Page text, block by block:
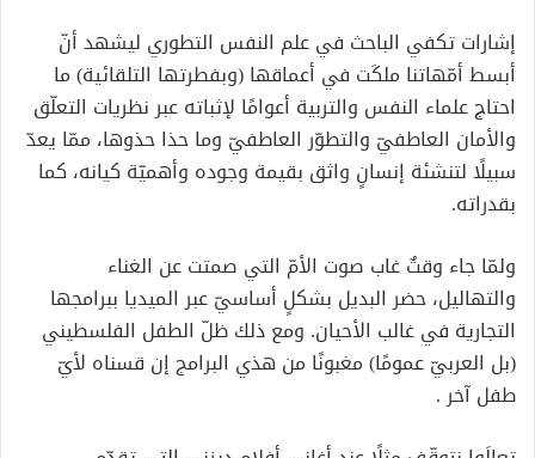
إشارات تكفي الباحث في علم النفس التطوري ليشهد أنّ
أبسط أمّهاتنا ملكَت في أعماقها (وبفطرتها التلقائية) ما
احتاج علماء النفس والتربية أعوامًا لإثباته عبر نظريات التعلّق
والأمان العاطفيّ والتطوّر العاطفيّ وما حذا حذوها، ممّا يعدّ
سبيلًا لتنشئة إنسانٍ واثق بقيمة وجوده وأهميّة كيانه، كما
بقدراته.
ولمّا جاء وقتٌ غاب صوت الأمّ التي صمتت عن الغناء
والتهاليل، حضر البديل بشكلٍ أساسيّ عبر الميديا ببرامجها
التجارية في غالب الأحيان. ومع ذلك ظلّ الطفل الفلسطيني
(بل العربيّ عمومًا) مغبونًا من هذي البرامج إن قسناه لأيّ
طفل آخر .